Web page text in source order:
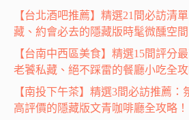
【台北酒吧推薦】精選21間必訪清
藏、約會必去的隱藏版時髦微醺空間
【台南中西區美食】精選15間評分
老饕私藏、絕不踩雷的餐廳小吃全攻
【南投下午茶】精選3間必訪推薦：
高評價的隱藏版文青咖啡廳全攻略！